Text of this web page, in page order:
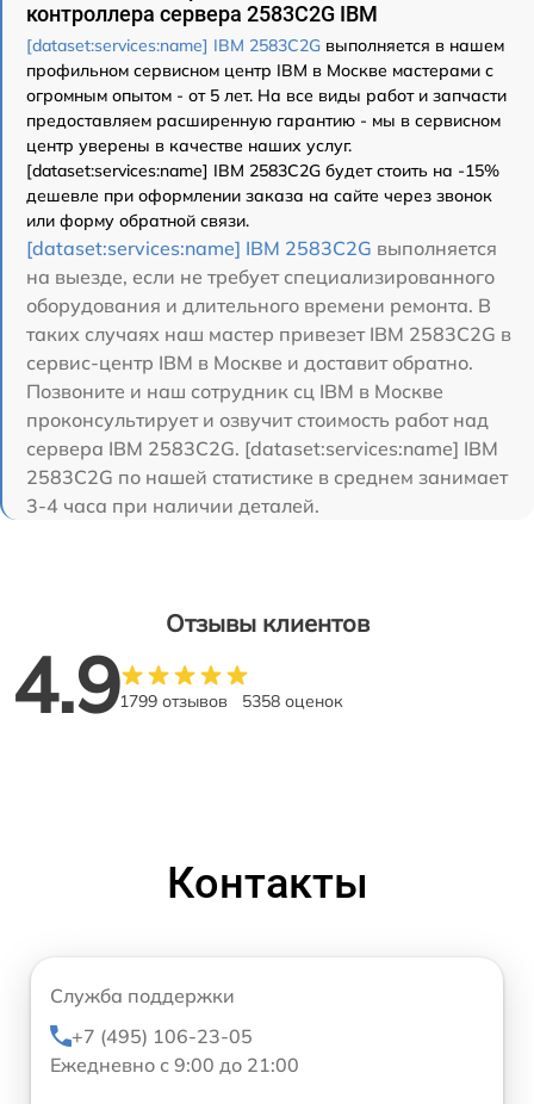
контроллера сервера 2583C2G IBM
[dataset:services:name] IBM 2583C2G выполняется в нашем
профильном сервисном центр IBM в Москве мастерами с
огромным опытом - от 5 лет. На все виды работ и запчасти
предоставляем расширенную гарантию - мы в сервисном
центр уверены в качестве наших услуг.
[dataset:services:name] IBM 2583C2G будет стоить на -15%
дешевле при оформлении заказа на сайте через звонок
или форму обратной связи.
[dataset:services:name] IBM 2583C2G выполняется
на выезде, если не требует специализированного
оборудования и длительного времени ремонта. В
таких случаях наш мастер привезет IBM 2583C2G в
сервис-центр IBM в Москве и доставит обратно.
Позвоните и наш сотрудник сц IBM в Москве
проконсультирует и озвучит стоимость работ над
сервера IBM 2583C2G. [dataset:services:name] IBM
2583C2G по нашей статистике в среднем занимает
3-4 часа при наличии деталей.
Отзывы клиентов
4.91799 отзывов 5358 оценок
Контакты
Служба поддержки
+7 (495) 106-23-05
Ежедневно с 9:00 до 21:00